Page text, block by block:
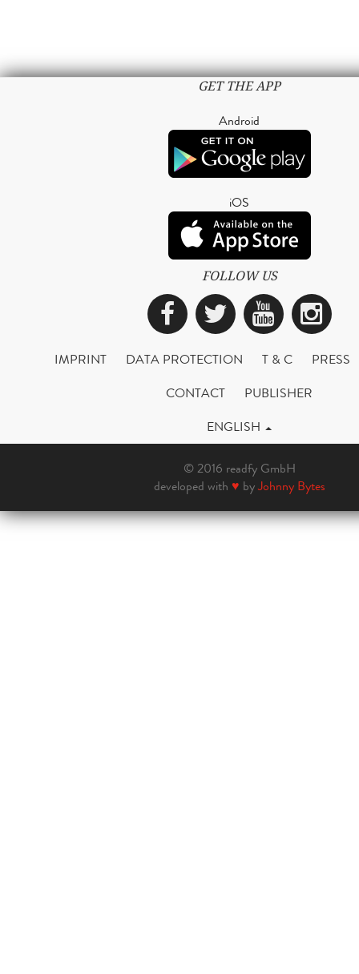
GET THE APP
Android
iOS
FOLLOW US
Facebook
Twitter
IMPRINT DATA PROTECTION T & C
PRESS
CONTACT
PUBLISHER
ENGLISH
© 2016 readfy GmbH
developed with ♥ byJohnny Bytes